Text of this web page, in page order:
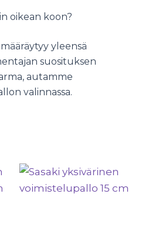
oikean koon?
yleensä
suosituksen
autamme
valinnassa.